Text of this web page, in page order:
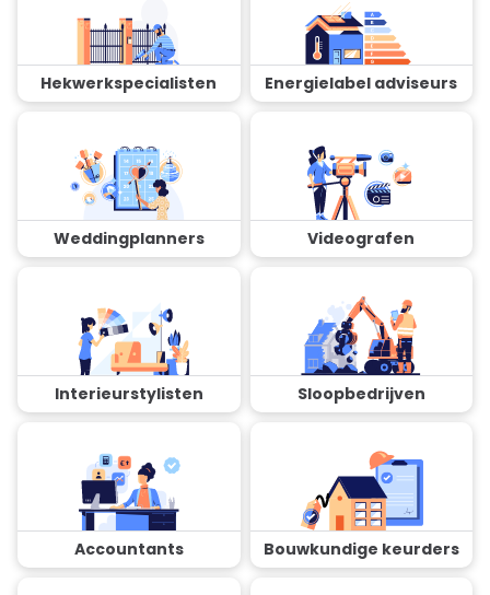
Hekwerkspecialisten Energielabel adviseurs
Weddingplanners Videografen
Interieurstylisten Sloopbedrijven
Accountants Bouwkundige keurders